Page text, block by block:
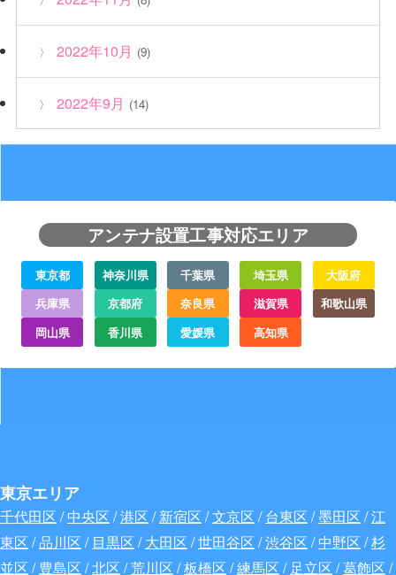
2022年10月 (9)
2022年9月 (14)
アンテナ設置工事対応エリア
東京都 神奈川県 千葉県 埼玉県
大阪府
兵庫県
京都府 奈良県 滋賀県
和歌山県
岡山県
香川県 愛媛県 高知県
東京エリア
千代田区 /中央区 /港区 /新宿区 /文京区 /台東区 /墨田区 /江
東区 /品川区 / 目黒区 /大田区 /世田谷区 /渋谷区 /中野区 /杉
並区 /豊島区 /北区 /荒川区 /板橋区 /練馬区 /足立区 /葛飾区 /